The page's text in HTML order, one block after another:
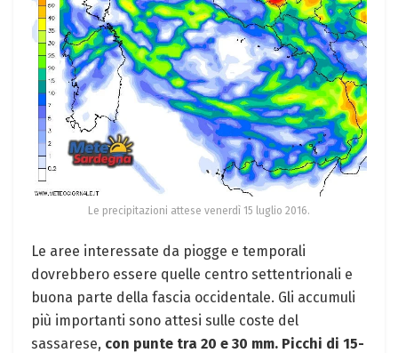
Le precipitazioni attese venerdì 15 luglio 2016.
Le aree interessate da piogge e temporali
dovrebbero essere quelle centro settentrionali e
buona parte della fascia occidentale. Gli accumuli
più importanti sono attesi sulle coste del
sassarese, con punte tra 20 e 30 mm. Picchi di 15-